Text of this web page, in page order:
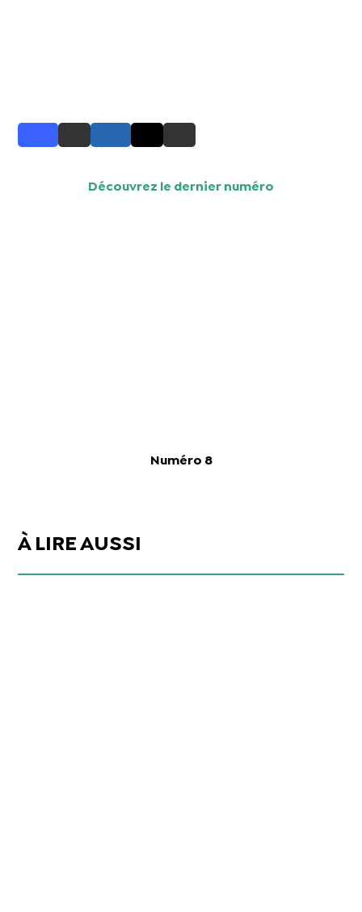
Découvrez le dernier numéro
Numéro 8
À LIRE AUSSI